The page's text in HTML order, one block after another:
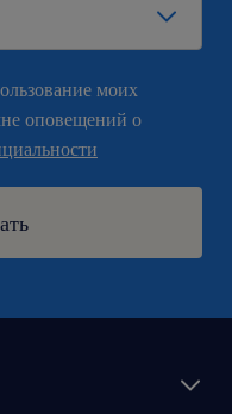
моих
оповещений о